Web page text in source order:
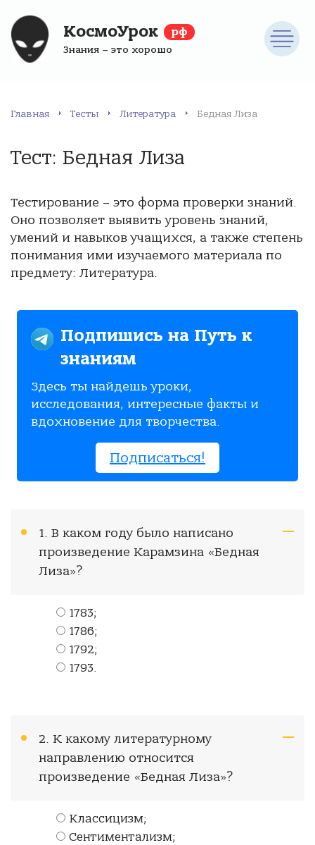
КосмоУрок рф
Знания – это хорошо
Главная Тесты Литература Бедная Лиза
Тест: Бедная Лиза
Тестирование – это форма проверки знаний.
Оно позволяет выявить уровень знаний,
умений и навыков учащихся, а также степень
понимания ими изучаемого материала по
предмету: Литература.
Подпишись на Путь к
знаниям
Здесь ты найдешь уроки,
исследования, интересные факты и
вдохновение для творчества.
Подписаться!
1. В каком году было написано
произведение Карамзина «Бедная
Лиза»?
1783;
1786;
1792;
1793.
2. К какому литературному
направлению относится
произведение «Бедная Лиза»?
Классицизм;
Сентиментализм;